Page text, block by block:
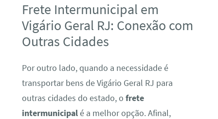
Frete Intermunicipal em
Vigário Geral RJ: Conexão com
Outras Cidades
Por outro lado, quando a necessidade é
transportar bens de Vigário Geral RJ para
outras cidades do estado, o frete
intermunicipalé a melhor opção. Afinal,